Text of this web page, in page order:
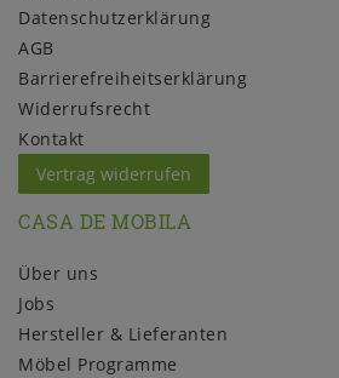
Daten­schutz­erklärung
AGB
Barrierefreiheitserklärung
Widerrufs­recht
Kontakt
Vertrag widerrufen
CASA DE MOBILA
Über uns
Jobs
Hersteller & Lieferanten
Möbel Programme